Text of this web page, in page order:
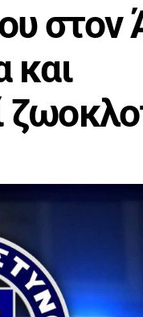
στον
και